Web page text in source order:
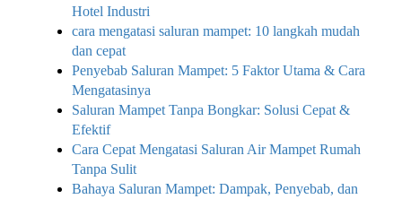
Hotel Industri
cara mengatasi saluran mampet: 10 langkah mudah
dan cepat
Penyebab Saluran Mampet: 5 Faktor Utama & Cara
Mengatasinya
Saluran Mampet Tanpa Bongkar: Solusi Cepat &
Efektif
Cara Cepat Mengatasi Saluran Air Mampet Rumah
Tanpa Sulit
Bahaya Saluran Mampet: Dampak, Penyebab, dan